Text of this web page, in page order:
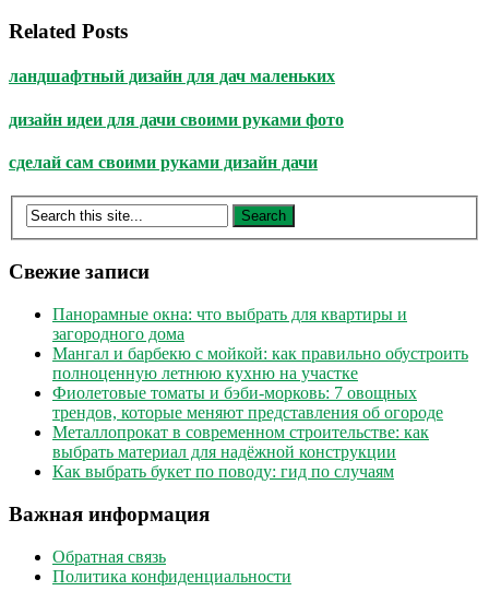
Related Posts
ландшафтный дизайн для дач маленьких
дизайн идеи для дачи своими руками фото
сделай сам своими руками дизайн дачи
Свежие записи
Панорамные окна: что выбрать для квартиры и
загородного дома
Мангал и барбекю с мойкой: как правильно обустроить
полноценную летнюю кухню на участке
Фиолетовые томаты и бэби-морковь: 7 овощных
трендов, которые меняют представления об огороде
Металлопрокат в современном строительстве: как
выбрать материал для надёжной конструкции
Как выбрать букет по поводу: гид по случаям
Важная информация
Обратная связь
Политика конфиденциальности